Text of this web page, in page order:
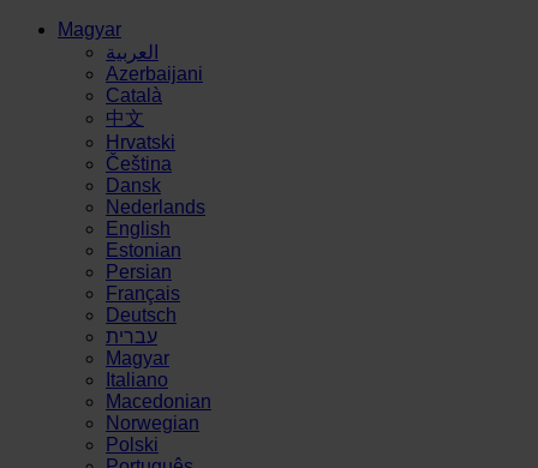
Magyar
العربية
Azerbaijani
Català
中文
Hrvatski
Čeština
Dansk
Nederlands
English
Estonian
Persian
Français
Deutsch
עברית
Magyar
Italiano
Macedonian
Norwegian
Polski